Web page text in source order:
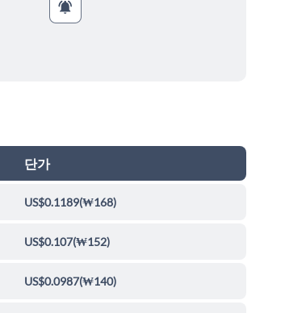
단가
US$0.1189(₩168)
US$0.107(₩152)
US$0.0987(₩140)